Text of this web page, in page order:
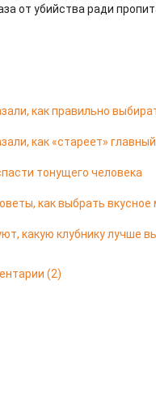
от убийства ради
как правильно
как «стареет»
тонущего человека
как выбрать
какую клубнику лучше
(2)